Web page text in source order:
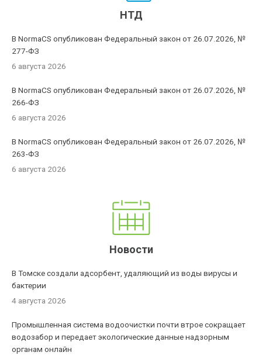
НТД
В NormaCS опубликован Федеральный закон от 26.07.2026, №
277-ФЗ
6 августа 2026
В NormaCS опубликован Федеральный закон от 26.07.2026, №
266-ФЗ
6 августа 2026
В NormaCS опубликован Федеральный закон от 26.07.2026, №
263-ФЗ
6 августа 2026
Новости
В Томске создали адсорбент, удаляющий из воды вирусы и
бактерии
4 августа 2026
Промышленная система водоочистки почти втрое сокращает
водозабор и передает экологические данные надзорным
органам онлайн